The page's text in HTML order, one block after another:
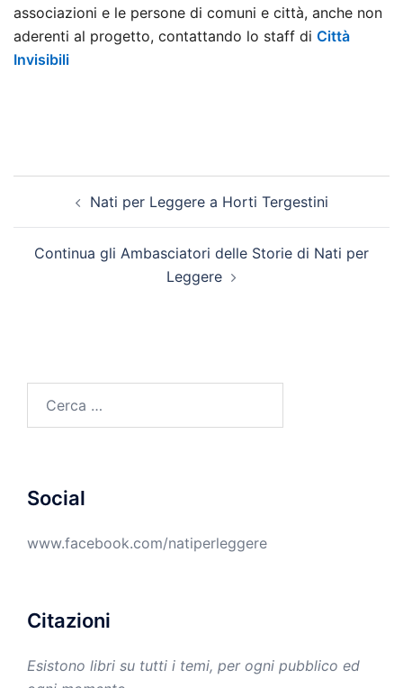
associazioni e le persone di comuni e città, anche non
aderenti al progetto, contattando lo staff di Città
Invisibili
articoloNati per Leggere a Horti Tergestini
Continua gli Ambasciatori delle Storie di Nati per
Leggere
Social
www.facebook.com/natiperleggere
Citazioni
Esistono libri su tutti i temi, per ogni pubblico ed